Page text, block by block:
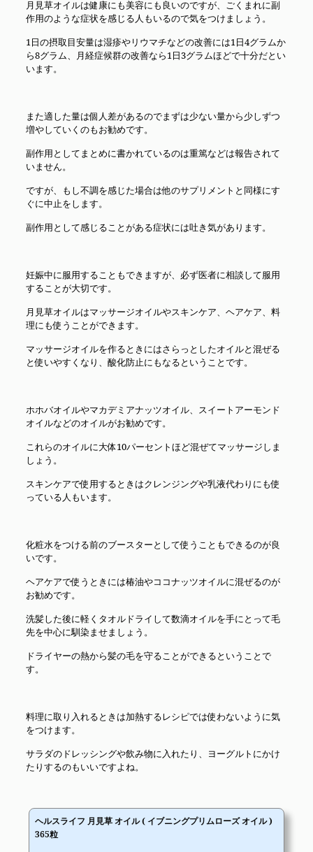
月見草オイルは健康にも美容にも良いのですが、ごくまれに副
作用のような症状を感じる人もいるので気をつけましょう。
1日の摂取目安量は湿疹やリウマチなどの改善には1日4グラムか
ら8グラム、月経症候群の改善なら1日3グラムほどで十分だとい
います。
また適した量は個人差があるのでまずは少ない量から少しずつ
増やしていくのもお勧めです。
副作用としてまとめに書かれているのは重篤などは報告されて
いません。
ですが、もし不調を感じた場合は他のサプリメントと同様にす
ぐに中止をします。
副作用として感じることがある症状には吐き気があります。
妊娠中に服用することもできますが、必ず医者に相談して服用
することが大切です。
月見草オイルはマッサージオイルやスキンケア、ヘアケア、料
理にも使うことができます。
マッサージオイルを作るときにはさらっとしたオイルと混ぜる
と使いやすくなり、酸化防止にもなるということです。
ホホバオイルやマカデミアナッツオイル、スイートアーモンド
オイルなどのオイルがお勧めです。
これらのオイルに大体10パーセントほど混ぜてマッサージしま
しょう。
スキンケアで使用するときはクレンジングや乳液代わりにも使
っている人もいます。
化粧水をつける前のブースターとして使うこともできるのが良
いです。
ヘアケアで使うときには椿油やココナッツオイルに混ぜるのが
お勧めです。
洗髪した後に軽くタオルドライして数滴オイルを手にとって毛
先を中心に馴染ませましょう。
ドライヤーの熱から髪の毛を守ることができるということで
す。
料理に取り入れるときは加熱するレシピでは使わないように気
をつけます。
サラダのドレッシングや飲み物に入れたり、ヨーグルトにかけ
たりするのもいいですよね。
ヘルスライフ 月見草 オイル ( イブニングプリムローズ オイル )
365粒